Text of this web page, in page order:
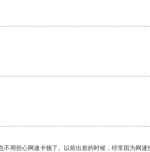
用担心网速卡顿了。以前出差的时候，经常因为网